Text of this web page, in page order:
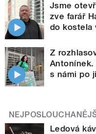
Jsme
zve farář
do kostela
Z
s námi po
Ledová